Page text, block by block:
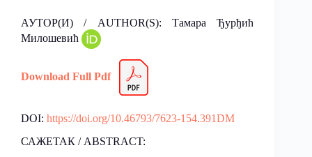
АУТОР(И) / AUTHOR(S): Тамара Ђурђић
Милошевић
Download Full Pdf
DOI: https://doi.org/10.46793/7623-154.391DM
САЖЕТАК / ABSTRACT: